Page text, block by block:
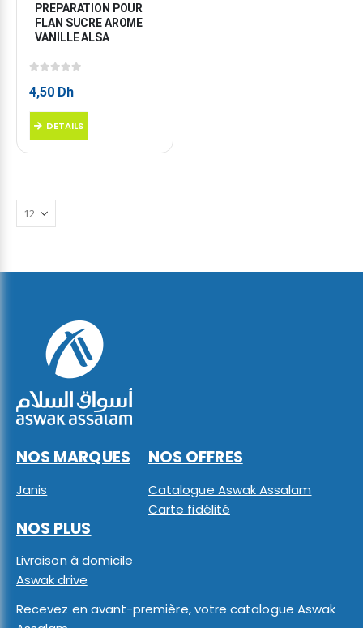
PREPARATION POUR
FLAN SUCRE AROME
VANILLE ALSA
4,50 Dh
DETAILS
NOS MARQUES
Janis
NOS OFFRES
Catalogue Aswak Assalam
Carte fidélité
NOS PLUS
Livraison à domicile
Aswak drive
Recevez en avant-première, votre catalogue Aswak